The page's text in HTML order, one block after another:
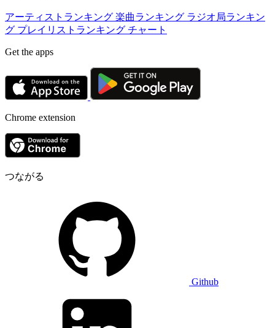
アーティストランキング 楽曲ランキング ラジオ局ランキン
グ プレイリストランキング チャート
Get the apps
Chrome extension
つながる
Github